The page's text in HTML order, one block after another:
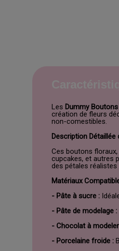
Les Dummy
création de fleurs
non-comestibles.
Description Détaillée
Ces boutons
cupcakes, et autres
des pétales réalistes
Matériaux
- Pâte à sucre :
- Pâte de modelage :
- Chocolat à
- Porcelaine froide :